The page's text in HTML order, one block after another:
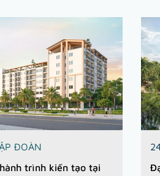
ĐOÀN
trình kiến tạo tại